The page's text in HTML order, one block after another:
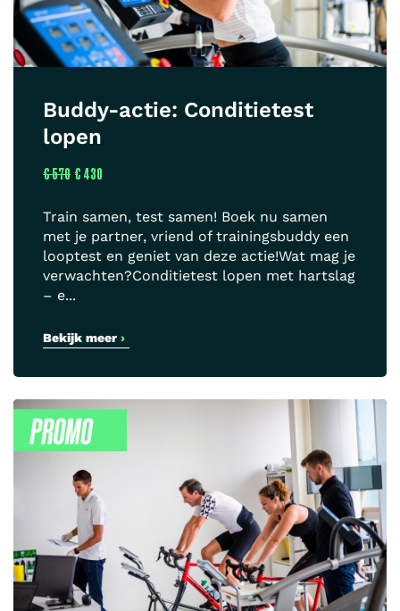
Buddy-actie: Conditietest
lopen
€ 570 € 430
Train samen, test samen! Boek nu samen
met je partner, vriend of trainingsbuddy een
looptest en geniet van deze actie!Wat mag je
verwachten?Conditietest lopen met hartslag
– e...
Bekijk meer ›